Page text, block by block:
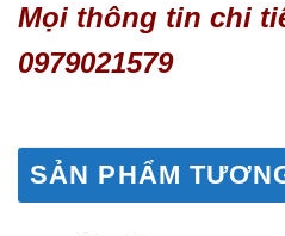
Mọi thông tin chi
0979021579
SẢN PHẨM